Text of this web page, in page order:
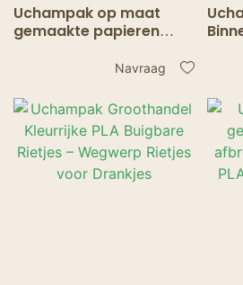
Uchampak op maat
gemaakte papieren
veilig en milieuvriendelijk
Navraag